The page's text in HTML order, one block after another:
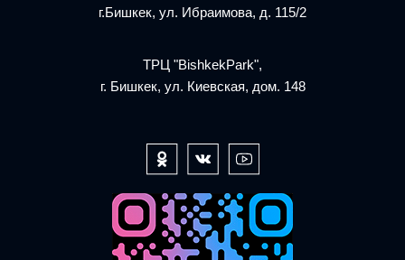
г.Бишкек, ул. Ибраимова, д. 115/2
ТРЦ "BishkekPark",
г. Бишкек, ул. Киевская, дом. 148